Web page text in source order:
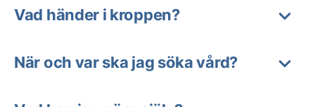
Vad händer i kroppen?
När och var ska jag söka vård?